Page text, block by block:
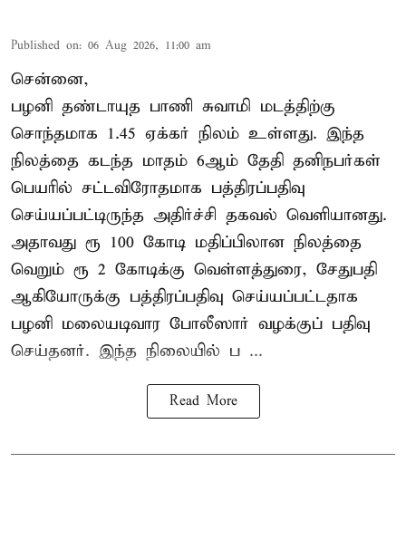
Published on: 06 Aug 2026, 11:00 am
சென்னை,
பழனி தண்டாயுத பாணி சுவாமி மடத்திற்கு
சொந்தமாக 1.45 ஏக்கர் நிலம் உள்ளது. இந்த
நிலத்தை கடந்த மாதம் 6ஆம் தேதி தனிநபர்கள்
பெயரில் சட்டவிரோதமாக பத்திரப்பதிவு
செய்யப்பட்டிருந்த அதிர்ச்சி தகவல் வெளியானது.
அதாவது ரூ 100 கோடி மதிப்பிலான நிலத்தை
வெறும் ரூ 2 கோடிக்கு வெள்ளத்துரை, சேதுபதி
ஆகியோருக்கு பத்திரப்பதிவு செய்யப்பட்டதாக
பழனி மலையடிவார போலீஸார் வழக்குப் பதிவு
செய்தனர். இந்த நிலையில் ப ...
Read More